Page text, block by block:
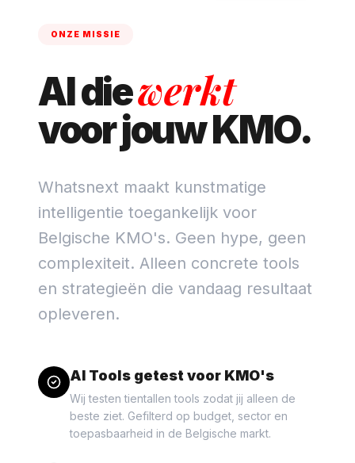
ONZE MISSIE
AI diewerkt
voor jouw KMO.
Whatsnext maakt kunstmatige
intelligentie toegankelijk voor
Belgische KMO's. Geen hype, geen
complexiteit. Alleen concrete tools
en strategieën die vandaag resultaat
opleveren.
AI Tools getest voor KMO's
Wij testen tientallen tools zodat jij alleen de
beste ziet. Gefilterd op budget, sector en
toepasbaarheid in de Belgische markt.